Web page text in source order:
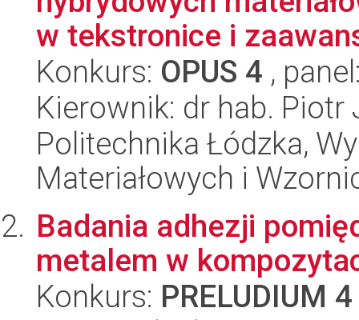
w tekstronice i
Konkurs: OPUS 4 ,
Kierownik: dr hab.
Politechnika Łódzka,
Materiałowych i
Badania adhezji
metalem w
Konkurs: PRELUDIUM 4